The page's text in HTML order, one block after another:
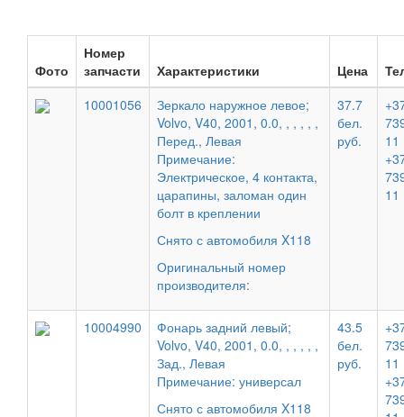
10001056
Зеркало наружное левое;
Volvo, V40, 2001, 0.0, , , , , ,
Перед., Левая
Примечание:
Электрическое, 4 контакта,
царапины, заломан один
болт в креплении
Снято с автомобиля X118
Оригинальный номер
производителя:
37.7
бел.
руб.
11
11
10004990
Фонарь задний левый;
Volvo, V40, 2001, 0.0, , , , , ,
Зад., Левая
Примечание: универсал
Снято с автомобиля X118
43.5
бел.
руб.
11
Фото
Номер
запчасти
Характеристики Цена